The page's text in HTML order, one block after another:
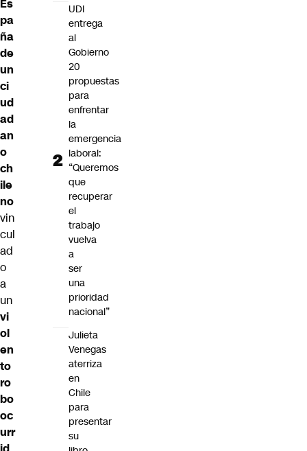
Es
pa
ña
de
un
ci
ud
ad
an
o
ch
ile
no
vin
cul
ad
o
a
un
vi
ol
en
to
ro
bo
oc
urr
UDI
entrega
al
Gobierno
20
propuestas
para
enfrentar
la
emergencia
laboral:
“Queremos
que
recuperar
el
trabajo
vuelva
a
ser
una
prioridad
nacional”
Julieta
Venegas
aterriza
en
Chile
para
presentar
su